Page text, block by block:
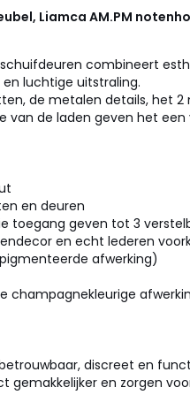
Liamca AM.PM
combineert
luchtige uitstraling.
de metalen details, het
van de laden geven het een
en deuren
toegang geven tot 3
en echt lederen
afwerking)
discreet en
gemakkelijker en zorgen